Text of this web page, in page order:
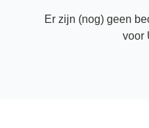
Er zijn (nog) geen
voor